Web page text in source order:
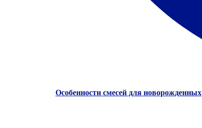
Особенности смесей для новорожденных